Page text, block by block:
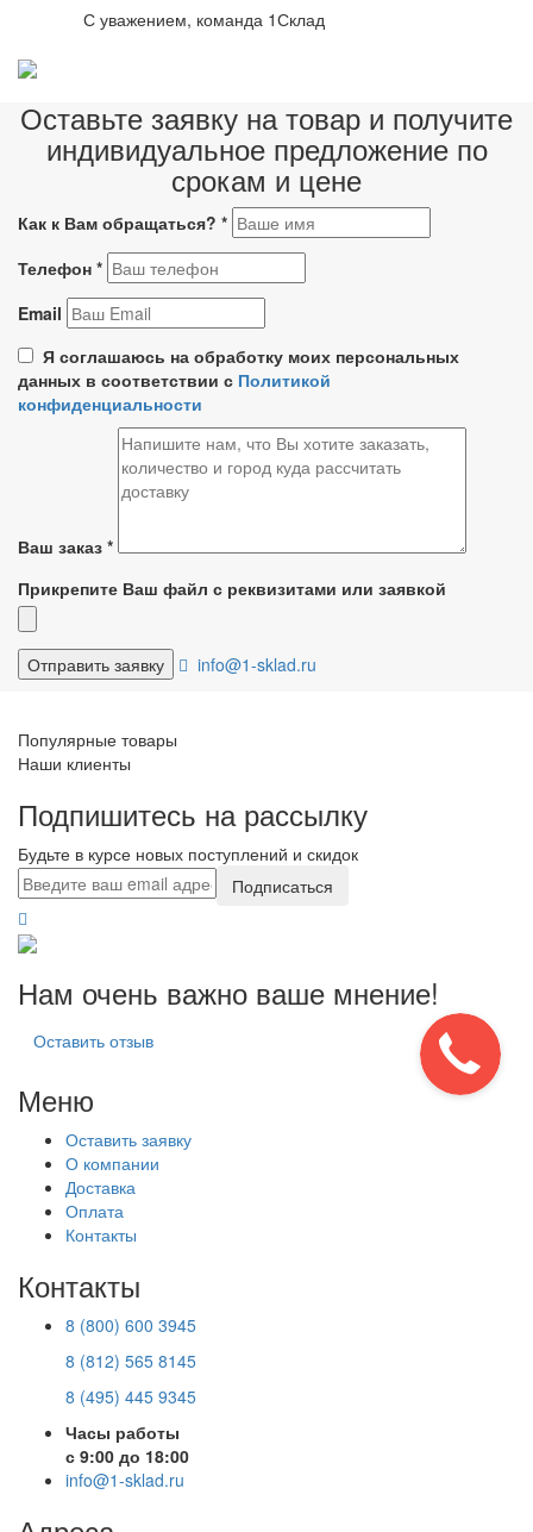
С уважением, команда 1Склад
Оставьте заявку на товар и получите
индивидуальное предложение по
срокам и цене
Как к Вам обращаться? *
Телефон *
Email
Я соглашаюсь на обработку моих персональных
данных в соответствии с Политикой
конфиденциальности
Ваш заказ *
Прикрепите Ваш файл с реквизитами или заявкой
info@1-sklad.ru
Популярные товары
Наши клиенты
Подпишитесь на рассылку
Будьте в курсе новых поступлений и скидок
Подписаться
Нам очень важно ваше мнение!
Оставить отзыв
Меню
Оставить заявку
О компании
Доставка
Оплата
Контакты
Контакты
8 (800) 600 3945
8 (812) 565 8145
8 (495) 445 9345
Часы работы
с 9:00 до 18:00
info@1-sklad.ru